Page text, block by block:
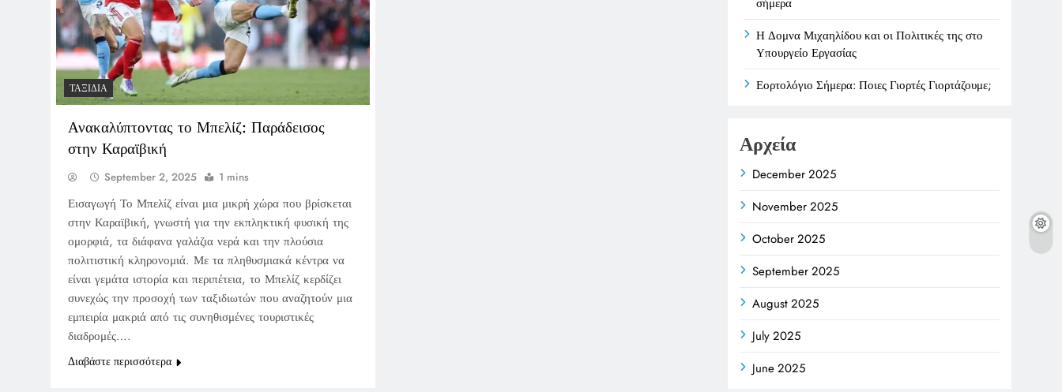
ΤΑΞΊΔΙΑ
Ανακαλύπτοντας το Μπελίζ: Παράδεισος
στην Καραϊβική
September 2, 2025 1 mins
Εισαγωγή Το Μπελίζ είναι μια μικρή χώρα που βρίσκεται
στην Καραϊβική, γνωστή για την εκπληκτική φυσική της
ομορφιά, τα διάφανα γαλάζια νερά και την πλούσια
πολιτιστική κληρονομιά. Με τα πληθυσμιακά κέντρα να
είναι γεμάτα ιστορία και περιπέτεια, το Μπελίζ κερδίζει
συνεχώς την προσοχή των ταξιδιωτών που αναζητούν μια
εμπειρία μακριά από τις συνηθισμένες τουριστικές
διαδρομές….
Διαβάστε περισσότερα
Η Δομνα Μιχαηλίδου και οι Πολιτικές της στο
Υπουργείο Εργασίας
Εορτολόγιο Σήμερα: Ποιες Γιορτές Γιορτάζουμε;
Αρχεία
December 2025
November 2025
October 2025
September 2025
August 2025
July 2025
June 2025